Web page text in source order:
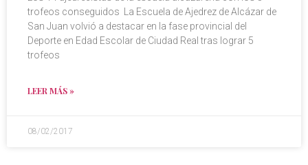
trofeos conseguidos La Escuela de Ajedrez de Alcázar de
San Juan volvió a destacar en la fase provincial del
Deporte en Edad Escolar de Ciudad Real tras lograr 5
trofeos
LEER MÁS »
08/02/2017